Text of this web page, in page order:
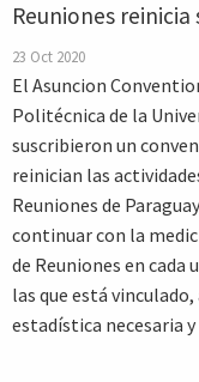
Reuniones
23 Oct 2020
El Asuncion
Politécnica de la
suscribieron un
reinician las
Reuniones de
continuar con la
de Reuniones en cada
las que está
estadística necesaria